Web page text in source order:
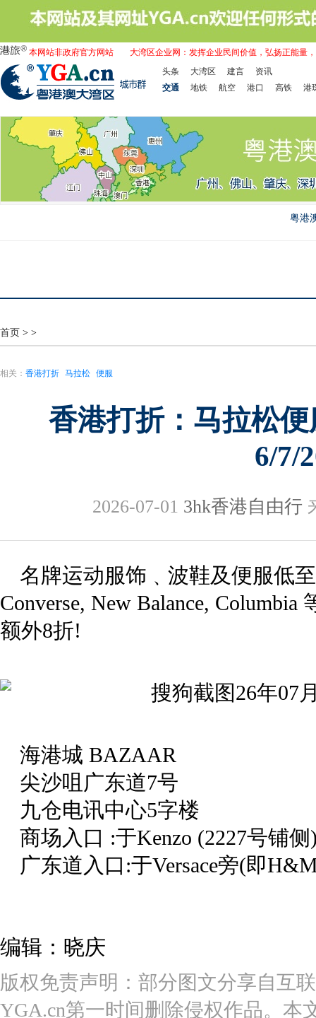
本网站非政府官方网站
大湾区企业网：发挥企业民间价值，弘扬正能量
头条
大湾区 建言
资讯
交通
地铁 航空 港口 高铁 港
粤港
首页 > >
相关： 香港打折 马拉松 便服
香港打折：马拉松
6/7/
2026-07-01 3hk香港自由行
名牌运动服饰﹑波鞋及便服低
Converse, New Balance,
额外8折!
海港城 BAZAAR
尖沙咀广东道7号
九仓电讯中心5字楼
商场入口 :于Kenzo (2227号铺
广东道入口:于Versace旁(即
编辑：晓庆
版权免责声明：部分图文分享自互
YGA.cn第一时间删除侵权作品。本